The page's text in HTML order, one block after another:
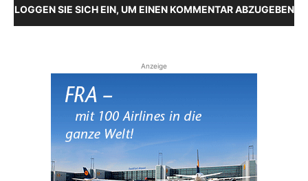
LOGGEN SIE SICH EIN, UM EINEN KOMMENTAR ABZUGEBEN
Anzeige